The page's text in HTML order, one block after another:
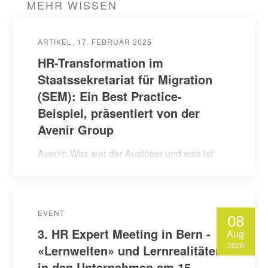
MEHR WISSEN
ARTIKEL 17. FEBRUAR 2025
HR-Transformation im
Staatssekretariat für Migration
(SEM): Ein Best Practice-
Beispiel, präsentiert von der
Avenir Group​
Avenir: Was war der Auslöser und was ist
zentrale Schwerpunkte: HR-Beratung…
08
Aug
2026
EVENT
3. HR Expert Meeting in Bern -
«Lernwelten» und Lernrealitäten